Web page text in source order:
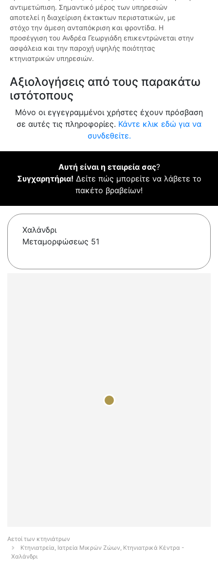
αντιμετώπιση. Σημαντικό μέρος των υπηρεσιών
αποτελεί η διαχείριση έκτακτων περιστατικών, με
στόχο την άμεση ανταπόκριση και φροντίδα. Η
προσέγγιση του Ανδρέα Γεωργιάδη επικεντρώνεται στην
ασφάλεια και την παροχή υψηλής ποιότητας
κτηνιατρικών υπηρεσιών.
Αξιολογήσεις από τους παρακάτω
ιστότοπους
Μόνο οι εγγεγραμμένοι χρήστες έχουν πρόσβαση
σε αυτές τις πληροφορίες. Κάντε κλικ εδώ για να
συνδεθείτε.
Αυτή είναι η εταιρεία σας?
Συγχαρητήρια! Δείτε πώς μπορείτε να λάβετε το
πακέτο βραβείων!
Χαλάνδρι
Μεταμορφώσεως 51
Αετοί των κτηνιάτρων
Κτηνιατρεία, Ιατρεία Μικρών Ζώων, Κτηνιατρικά Κέντρα -
Χαλάνδρι